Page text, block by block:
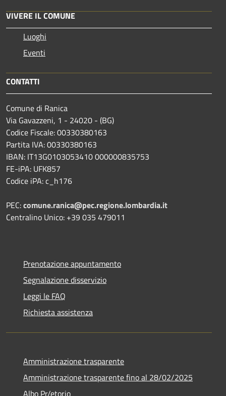
VIVERE IL COMUNE
Luoghi
Eventi
CONTATTI
Comune di Ranica
Via Gavazzeni, 1 - 24020 - (BG)
Codice Fiscale: 00330380163
Partita IVA: 00330380163
IBAN: IT13G0103053410 000000835753
FE-iPA: UFK857
Codice iPA: c_h176
PEC:comune.ranica@pec.regione.lombardia.it
Centralino Unico: +39 035 479011
Prenotazione appuntamento
Segnalazione disservizio
Leggi le FAQ
Richiesta assistenza
Amministrazione trasparente
Amministrazione trasparente fino al 28/02/2025
Albo Pr/etorio